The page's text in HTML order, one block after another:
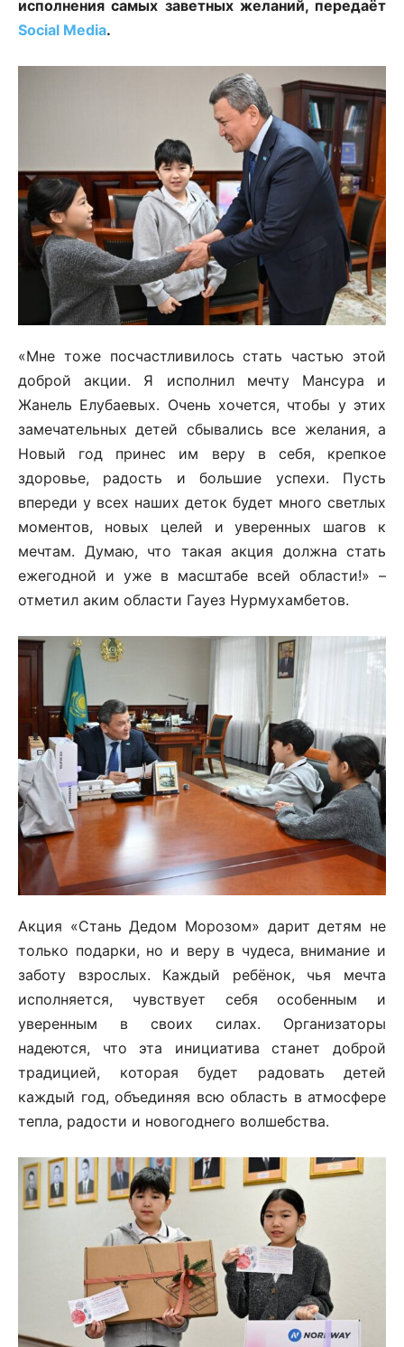
исполнения самых заветных желаний, передаёт
Social Media.
«Мне тоже посчастливилось стать частью этой
доброй акции. Я исполнил мечту Мансура и
Жанель Елубаевых. Очень хочется, чтобы у этих
замечательных детей сбывались все желания, а
Новый год принес им веру в себя, крепкое
здоровье, радость и большие успехи. Пусть
впереди у всех наших деток будет много светлых
моментов, новых целей и уверенных шагов к
мечтам. Думаю, что такая акция должна стать
ежегодной и уже в масштабе всей области!» –
отметил аким области Гауез Нурмухамбетов.
Акция «Стань Дедом Морозом» дарит детям не
только подарки, но и веру в чудеса, внимание и
заботу взрослых. Каждый ребёнок, чья мечта
исполняется, чувствует себя особенным и
уверенным в своих силах. Организаторы
надеются, что эта инициатива станет доброй
традицией, которая будет радовать детей
каждый год, объединяя всю область в атмосфере
тепла, радости и новогоднего волшебства.